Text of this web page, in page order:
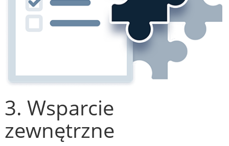
3. Wsparcie
zewnętrzne